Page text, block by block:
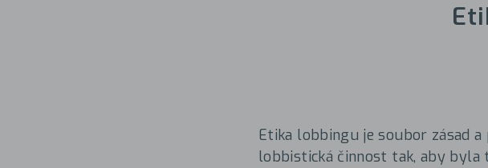
Etika lobbingu je soubor zásad
lobbistická činnost tak, aby byla